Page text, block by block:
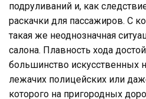
подруливаний и, как
раскачки для пассажиров. С
такая же неоднозначная
салона. Плавность хода
большинство искусственных
лежачих полицейских или
которого на пригородных